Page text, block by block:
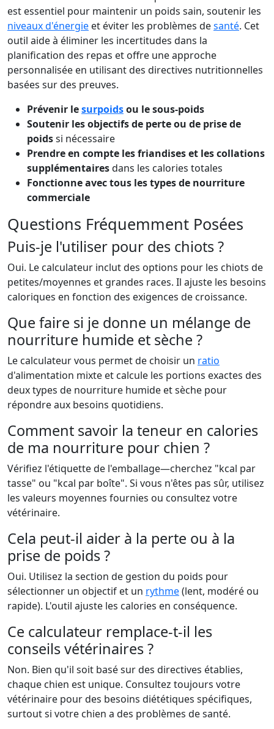
est essentiel pour maintenir un poids sain, soutenir les
niveaux d'énergie et éviter les problèmes desanté. Cet
outil aide à éliminer les incertitudes dans la
planification des repas et offre une approche
personnalisée en utilisant des directives nutritionnelles
basées sur des preuves.
Prévenir lesurpoidsou le sous-poids
Soutenir les objectifs de perte ou de prise de
poidssi nécessaire
Prendre en compte les friandises et les collations
supplémentairesdans les calories totales
Fonctionne avec tous les types de nourriture
commerciale
Questions Fréquemment Posées
Puis-je l'utiliser pour des chiots ?
Oui. Le calculateur inclut des options pour les chiots de
petites/moyennes et grandes races. Il ajuste les besoins
caloriques en fonction des exigences de croissance.
Que faire si je donne un mélange de
nourriture humide et sèche ?
Le calculateur vous permet de choisir un ratio
d'alimentation mixte et calcule les portions exactes des
deux types de nourriture humide et sèche pour
répondre aux besoins quotidiens.
Comment savoir la teneur en calories
de ma nourriture pour chien ?
Vérifiez l'étiquette de l'emballage—cherchez "kcal par
tasse" ou "kcal par boîte". Si vous n'êtes pas sûr, utilisez
les valeurs moyennes fournies ou consultez votre
vétérinaire.
Cela peut-il aider à la perte ou à la
prise de poids ?
Oui. Utilisez la section de gestion du poids pour
sélectionner un objectif et un rythme(lent, modéré ou
rapide). L'outil ajuste les calories en conséquence.
Ce calculateur remplace-t-il les
conseils vétérinaires ?
Non. Bien qu'il soit basé sur des directives établies,
chaque chien est unique. Consultez toujours votre
vétérinaire pour des besoins diététiques spécifiques,
surtout si votre chien a des problèmes de santé.